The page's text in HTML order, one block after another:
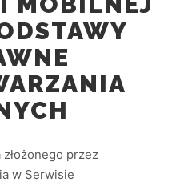
złożonego przez
w Serwisie